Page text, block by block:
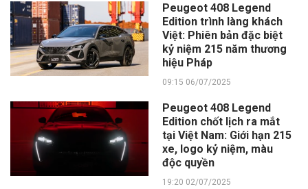
Peugeot 408 Legend
Edition trình làng khách
Việt: Phiên bản đặc biệt
kỷ niệm 215 năm thương
hiệu Pháp
09:15 06/07/2025
Peugeot 408 Legend
Edition chốt lịch ra mắt
tại Việt Nam: Giới hạn 215
xe, logo kỷ niệm, màu
độc quyền
19:20 02/07/2025